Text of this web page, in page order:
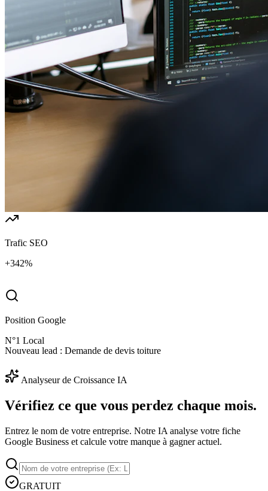
Position Google
N°1 Local
Nouveau lead : Demande de devis toiture
Analyseur de Croissance IA
Vérifiez ce que vous perdez chaque mois.
Entrez le nom de votre entreprise. Notre IA analyse votre fiche
Google Business et calcule votre manque à gagner actuel.
GRATUIT